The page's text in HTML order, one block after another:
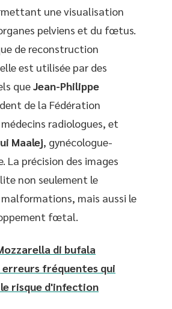
une visualisation
pelviens et du fœtus.
de reconstruction
est utilisée par des
queJean-Philippe
de la Fédération
radiologues, et
Maalej, gynécologue-
La précision des images
non seulement le
mais aussi le
fœtal.
di bufala
erreurs fréquentes qui
risque d'infection